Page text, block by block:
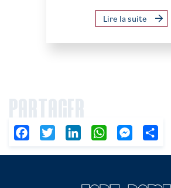
Lire la suite
PARTAGER
FacebookTwitter LinkedIn WhatsAppMessenger